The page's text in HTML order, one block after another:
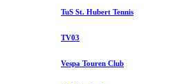
TuS St. Hubert Tennis
TV03
Vespa Touren Club